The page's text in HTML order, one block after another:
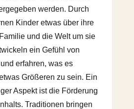
werden. Durch
Kinder etwas über ihre
und die Welt um sie
ein Gefühl von
erfahren, was es
Größeren zu sein. Ein
Aspekt ist die Förderung
Traditionen bringen